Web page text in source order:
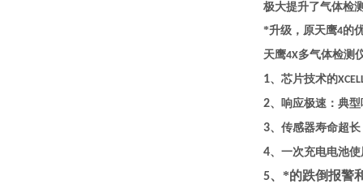
极大提升了气体检
*升级，原天鹰4的
天鹰4X多气体检测
1、芯片技术的
2、响应极速：典
3、传感器寿命超
4、一次充电电池
5、*的跌倒报警